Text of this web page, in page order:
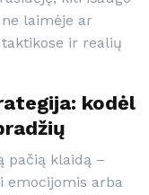
laimėje ar
ir realių
kodėl
pačią klaidą –
emocijomis arba